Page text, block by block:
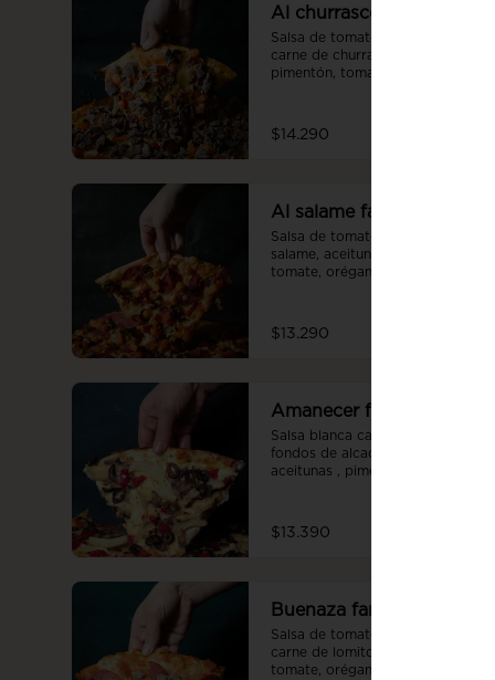
Al churrasco familiar
Salsa de tomate casera, queso,
carne de churrasco, aceitunas,
pimentón, tomate, orégano.
$14.290
Al salame familiar
Salsa de tomate casera, queso,
salame, aceitunas, pimentón,
tomate, orégano.
$13.290
Amanecer familiar
Salsa blanca casera, queso,
fondos de alcachofa, champiñón,
aceitunas , pimentón.
$13.390
Buenaza familiar
Salsa de tomate casera, queso,
carne de lomito, tocino, salame,
tomate, orégano.